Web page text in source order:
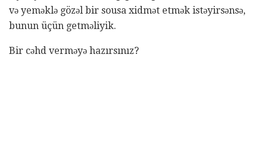
və yeməklə gözəl bir sousa xidmət etmək istəyirsənsə,
bunun üçün getməliyik.
Bir cəhd verməyə hazırsınız?